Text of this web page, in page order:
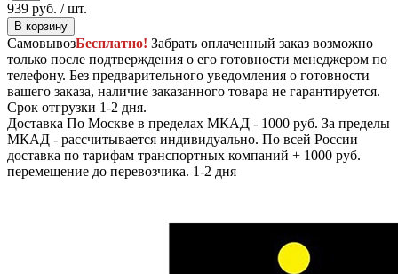
939 руб. / шт.
В корзину
СамовывозБесплатно! Забрать оплаченный заказ возможно
только после подтверждения о его готовности менеджером по
телефону. Без предварительного уведомления о готовности
вашего заказа, наличие заказанного товара не гарантируется.
Срок отгрузки 1-2 дня.
Доставка По Москве в пределах МКАД - 1000 руб. За пределы
МКАД - рассчитывается индивидуально. По всей России
доставка по тарифам транспортных компаний + 1000 руб.
перемещение до перевозчика. 1-2 дня